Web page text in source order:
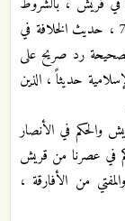
المعروفة في كتب الحديث والفقه ) . وصحح في : 3 / 7 ، حديث الخلافة في
الصحيحة رد صريح على
حديثاً ، الذين
في قريش والحكم في الأنصار
في عصرنا من قريش
من الأفارقة ،